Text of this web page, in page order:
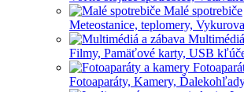
Malé spotrebiče
Meteostanice, teplomery,
Filmy, Pamäťové karty, USB
Fotoaparáty, Kamery,